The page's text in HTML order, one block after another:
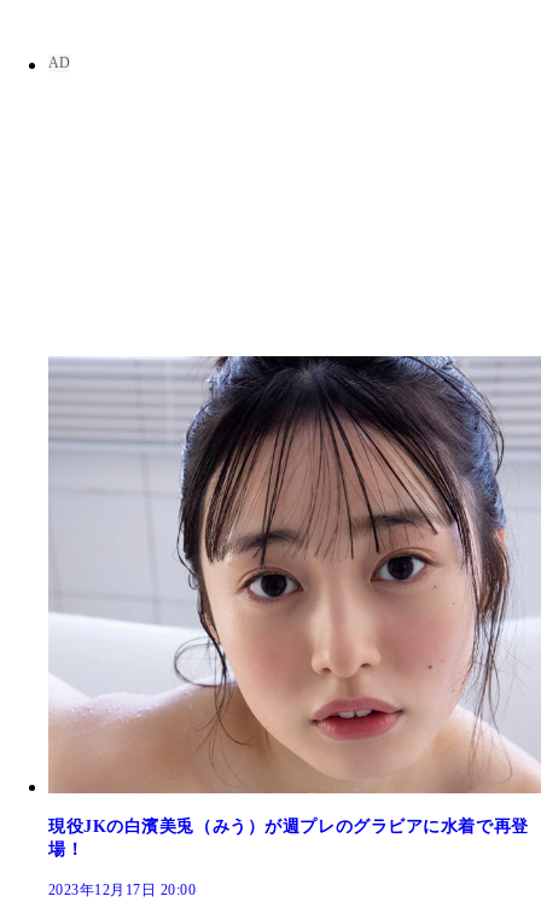
現役JKの白濱美兎（みう）が週プレのグラビアに水着で再登
場！
2023年12月17日 20:00